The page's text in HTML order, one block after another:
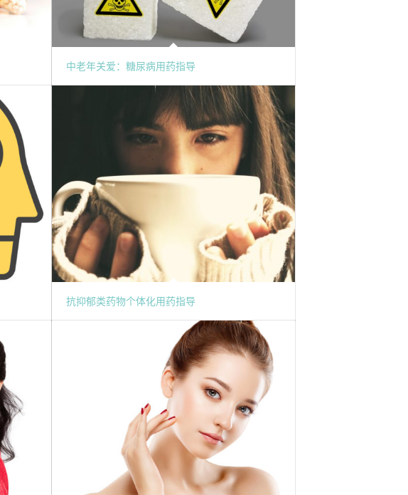
中老年关爱：糖尿病用药指导
抗抑郁类药物个体化用药指导